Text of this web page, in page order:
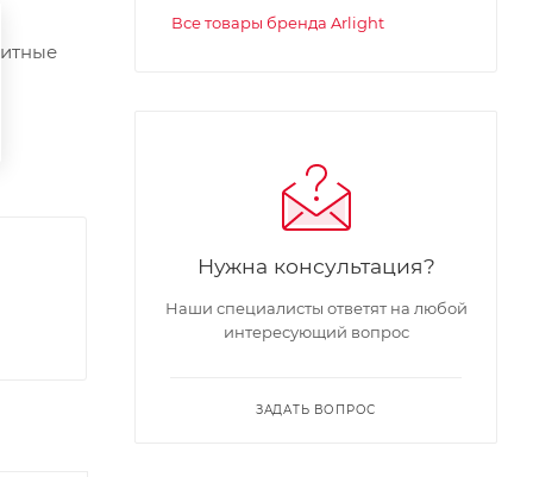
Все товары бренда Arlight
Нужна консультация?
Наши специалисты ответят на любой
интересующий вопрос
ЗАДАТЬ ВОПРОС